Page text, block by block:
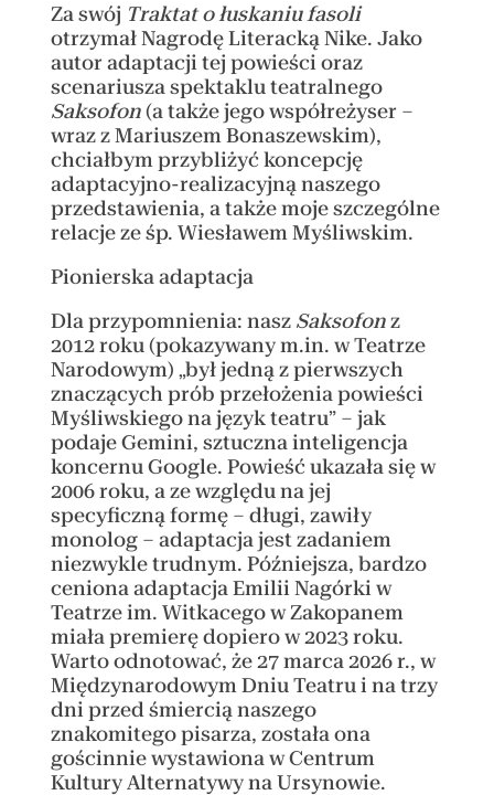
Za swój Traktat o łuskaniu fasoli
otrzymał Nagrodę Literacką Nike. Jako
autor adaptacji tej powieści oraz
scenariusza spektaklu teatralnego
Saksofon(a także jego współreżyser –
wraz z Mariuszem Bonaszewskim),
chciałbym przybliżyć koncepcję
adaptacyjno-realizacyjną naszego
przedstawienia, a także moje szczególne
relacje ze śp. Wiesławem Myśliwskim.
Pionierska adaptacja
Dla przypomnienia: nasz Saksofonz
2012 roku (pokazywany m.in. w Teatrze
Narodowym) „był jedną z pierwszych
znaczących prób przełożenia powieści
Myśliwskiego na język teatru” – jak
podaje Gemini, sztuczna inteligencja
koncernu Google. Powieść ukazała się w
2006 roku, a ze względu na jej
specyficzną formę – długi, zawiły
monolog – adaptacja jest zadaniem
niezwykle trudnym. Późniejsza, bardzo
ceniona adaptacja Emilii Nagórki w
Teatrze im. Witkacego w Zakopanem
miała premierę dopiero w 2023 roku.
Warto odnotować, że 27 marca 2026 r., w
Międzynarodowym Dniu Teatru i na trzy
dni przed śmiercią naszego
znakomitego pisarza, została ona
gościnnie wystawiona w Centrum
Kultury Alternatywy na Ursynowie.